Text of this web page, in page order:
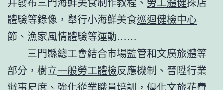
體驗等錄像，舉行小海鮮美食巡迴健檢中心
節、漁家風情體驗等運動……
三門縣總工會結合市場監管和文廣旅體等
部分，樹立一般勞工體檢反應機制、晉陞行業
辦事尺度、強化從業職員培訓，優化文旅花費